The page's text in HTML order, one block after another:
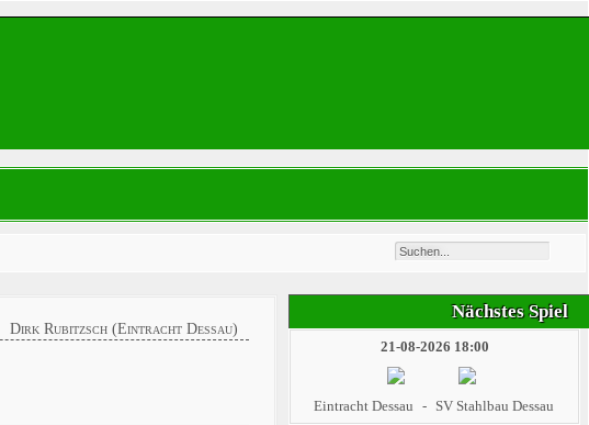
Dirk Rubitzsch (Eintracht Dessau)
Nächstes Spiel
21-08-2026 18:00
Eintracht Dessau - SV Stahlbau Dessau